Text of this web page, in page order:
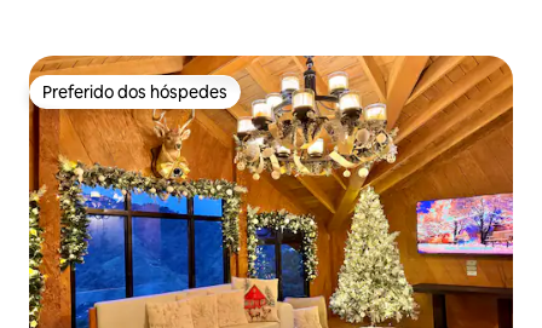
Preferido dos hóspedes
Preferido dos hóspedes